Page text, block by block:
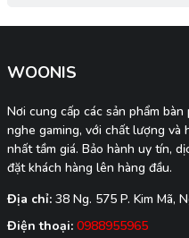
WOONIS
Nơi cung cấp các sản phẩm
nghe gaming, với chất lượng
nhất tầm giá. Bảo hành uy tín,
đặt khách hàng lên hàng đầu.
Địa chỉ: 38 Ng. 575 P. Kim Mã,
Điện thoại: 0988955965